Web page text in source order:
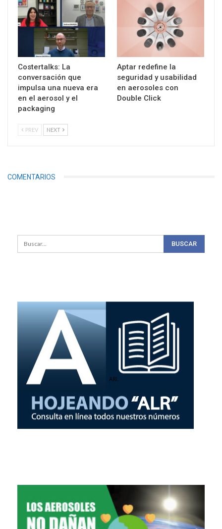
Costertalks: La
conversación que
impulsa una nueva era
en el aerosol y el
packaging
Aptar redefine la
seguridad y usabilidad
en aerosoles con
Double Click
PREV NEXT
COMENTARIOS